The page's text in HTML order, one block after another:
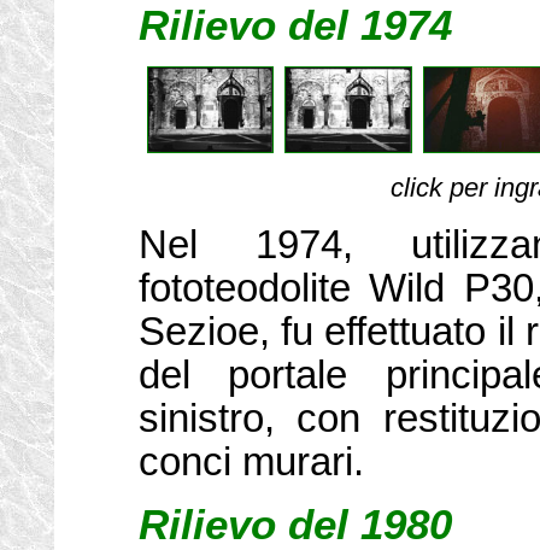
Rilievo del 1974
click per
Nel 1974,
fototeodolite Wild
Sezioe, fu effettuato il
del portale
sinistro, con
conci murari.
Rilievo del 1980